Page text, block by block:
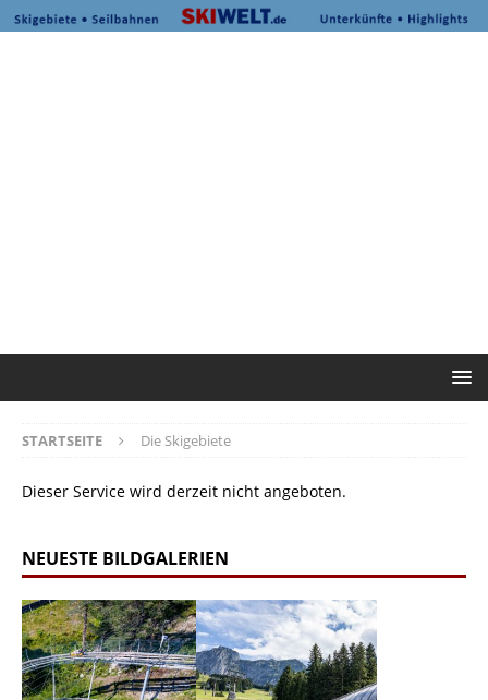
STARTSEITE Die Skigebiete
Dieser Service wird derzeit nicht angeboten.
NEUESTE BILDGALERIEN